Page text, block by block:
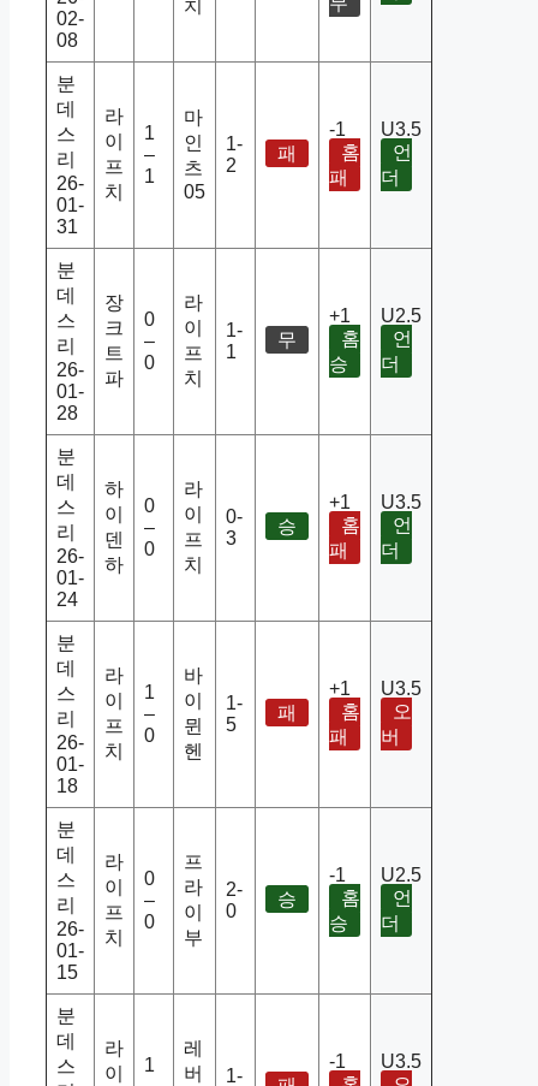
02-
08
치
분
데
스
리
26-
01-
31
라
이
프
치
1
–
1
마
인
츠
05
1-
2
패
-1
홈
패
U3.5
언
더
분
데
스
리
26-
01-
28
장
크
트
파
0
–
0
라
이
프
치
1-
1
무
+1
홈
승
U2.5
언
더
분
데
스
리
26-
01-
24
하
이
덴
하
0
–
0
라
이
프
치
0-
3
승
+1
홈
패
U3.5
언
더
분
데
스
리
26-
01-
18
라
이
프
치
1
–
0
바
이
뮌
헨
1-
5
패
+1
홈
패
U3.5
오
버
분
데
스
리
26-
01-
15
라
이
프
치
0
–
0
프
라
이
부
2-
0
승
-1
홈
승
U2.5
언
더
분
데
스
라
이
1
레
버
1-
-1
U3.5